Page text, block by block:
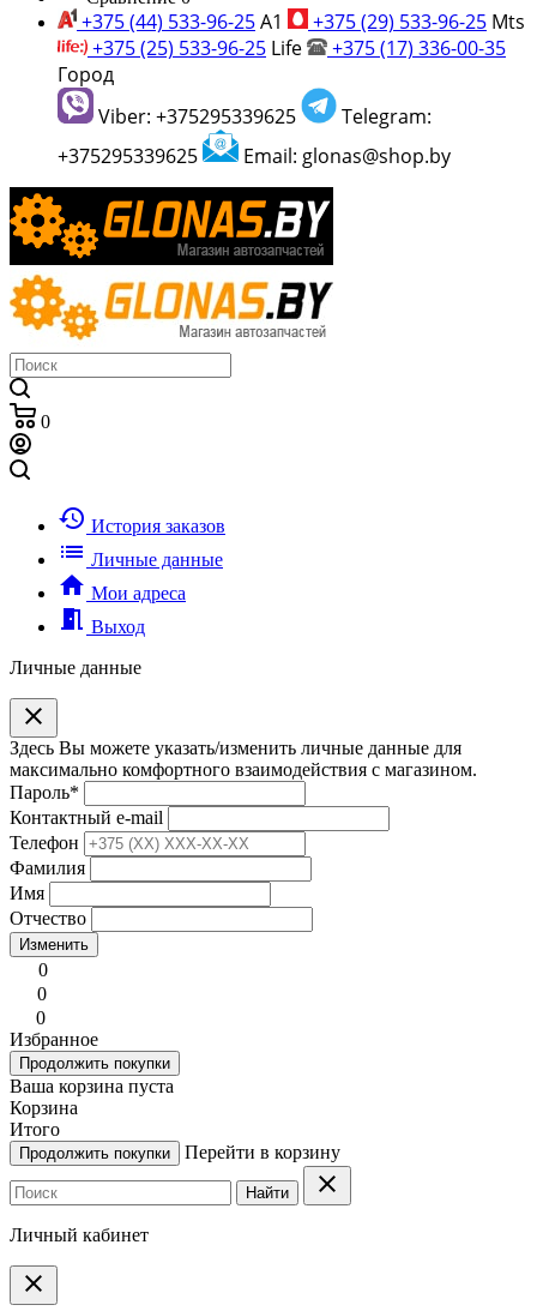
+375 (44) 533-96-25A1 +375 (29) 533-96-25 Mts
+375 (25) 533-96-25 Life
+375 (17) 336-00-35
Город
Viber: +375295339625
Telegram:
+375295339625
Email: glonas@shop.by
0
history История заказов
list Личные данные
home Мои адреса
meeting_room Выход
Личные данные
clear
Здесь Вы можете указать/изменить личные данные для
максимально комфортного взаимодействия с магазином.
Пароль*
Контактный e-mail
Телефон
Фамилия
Имя
Отчество
Изменить
0
0
0
Избранное
Продолжить покупки
Ваша корзина пуста
Корзина
Итого
Продолжить покупки Перейти в корзину
Найти clear
Личный кабинет
clear